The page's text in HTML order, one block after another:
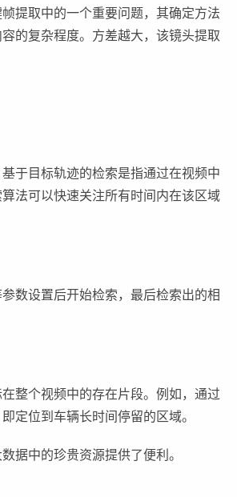
提取中的一个重要问题，其确定方法
的复杂程度。方差越大，该镜头提取
于目标轨迹的检索是指通过在视频中
法可以快速关注所有时间内在该区域
数设置后开始检索，最后检索出的相
整个视频中的存在片段。例如，通过
定位到车辆长时间停留的区域。
据中的珍贵资源提供了便利。